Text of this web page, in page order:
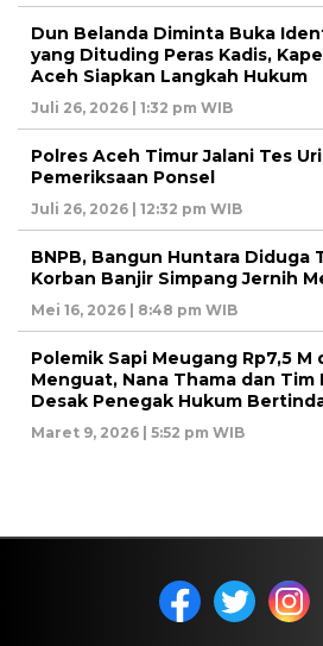
Dun Belanda Diminta Buka
yang Dituding Peras Kadis,
Aceh Siapkan Langkah Hukum
Juli 26, 2026 | 1:32 pm WIB
Polres Aceh Timur Jalani Tes
Pemeriksaan Ponsel
Juli 26, 2026 | 12:32 pm WIB
BNPB, Bangun Huntara Diduga
Korban Banjir Simpang Jernih
Mei 16, 2026 | 8:48 pm WIB
Polemik Sapi Meugang Rp7,5 M
Menguat, Nana Thama dan Tim
Desak Penegak Hukum
Maret 9, 2026 | 5:52 pm WIB